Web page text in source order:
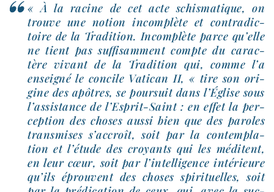
« À la racine de cet acte schis­ma­tique, on
trouve une notion incom­plète et contra­dic­
toire de la Tradition. Incomplète parce qu’elle
ne tient pas suf­fi­sam­ment compte du carac­
tère vivant de la Tradition qui, comme l’a
ensei­gné le concile Vatican II, « tire son ori­
gine des apôtres, se pour­suit dans l’Église sous
l’as­sis­tance de l’Esprit-​Saint : en effet la per­
cep­tion des choses aus­si bien que des paroles
trans­mises s’ac­croît, soit par la contem­pla­
tion et l’é­tude des croyants qui les méditent,
en leur cœur, soit par l’in­tel­li­gence inté­rieure
qu’ils éprouvent des choses spi­ri­tuelles, soit